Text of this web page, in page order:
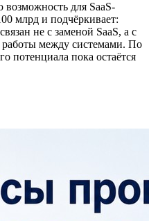
для SaaS-
млрд и подчёркивает:
не с заменой SaaS, а с
работы между системами. По
потенциала пока остаётся